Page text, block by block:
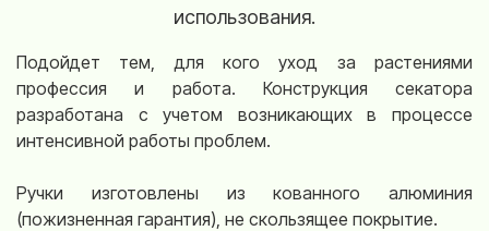
использования.
Подойдет тем, для кого уход за растениями
профессия и работа. Конструкция секатора
разработана с учетом возникающих в процессе
интенсивной работы проблем.
Ручки изготовлены из кованного алюминия
(пожизненная гарантия), не скользящее покрытие.